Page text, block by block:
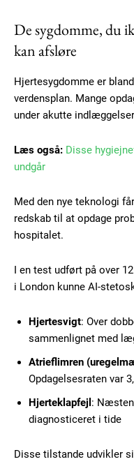
De sygdomme, du
kan afsløre
Hjertesygdomme er
verdensplan. Mange
under akutte
Læs også: Disse
undgår
Med den nye teknologi
redskab til at opdage
hospitalet.
I en test udført på over
i London kunne AI-
Hjertesvigt: Over
sammenlignet med
Atrieflimren
Opdagelsesraten var
Hjerteklapfejl :
diagnosticeret i tide
Disse tilstande udvikler